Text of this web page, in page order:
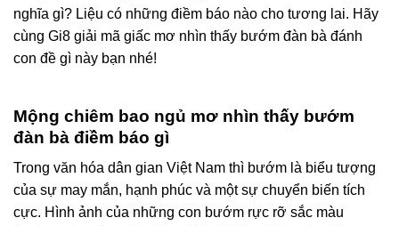
nghĩa gì? Liệu có những điềm báo nào cho tương lai. Hãy
cùng Gi8 giải mã giấc mơ nhìn thấy bướm đàn bà đánh
con đề gì này bạn nhé!
Mộng chiêm bao ngủ mơ nhìn thấy bướm
đàn bà điềm báo gì
Trong văn hóa dân gian Việt Nam thì bướm là biểu tượng
của sự may mắn, hạnh phúc và một sự chuyển biến tích
cực. Hình ảnh của những con bướm rực rỡ sắc màu